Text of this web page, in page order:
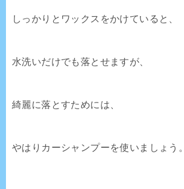
しっかりとワックスをかけていると、
水洗いだけでも落とせますが、
綺麗に落とすためには、
やはりカーシャンプーを使いましょう。